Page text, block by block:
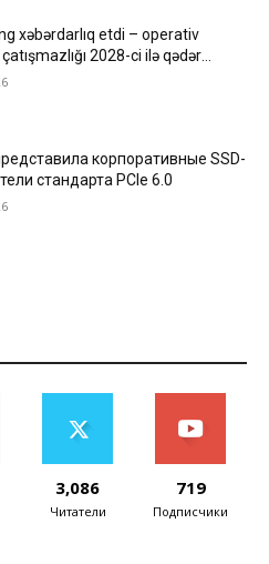
xəbərdarlıq etdi – operativ
2028-ci ilə qədər
bilər
корпоративные SSD-
стандарта PCIe 6.0
3,086
Читатели
719
Подписчики